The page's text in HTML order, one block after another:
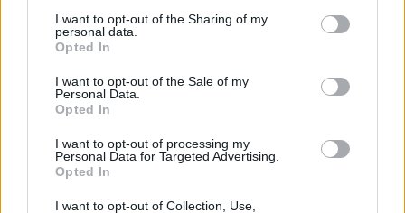
I want to opt-out of the Sharing of my
personal data.
Opted In
I want to opt-out of the Sale of my
Personal Data.
Opted In
I want to opt-out of processing my
Personal Data for Targeted Advertising.
Opted In
I want to opt-out of Collection, Use,
Jon, gjendet thuajse e
paprekur anija e rrallë
gjermane LS 6
Europë po grabit gjumin,
natë